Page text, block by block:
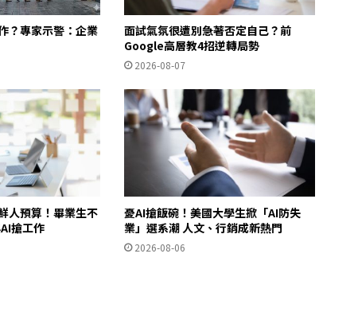
？專家示警：企業
面試氣氛很遭別急著否定自己？前
Google高層教4招逆轉局勢
2026-08-07
人預算！畢業生不
搶工作
憂AI搶飯碗！美國大學生掀「AI防失
業」選系潮 人文、行銷成新熱門
2026-08-06